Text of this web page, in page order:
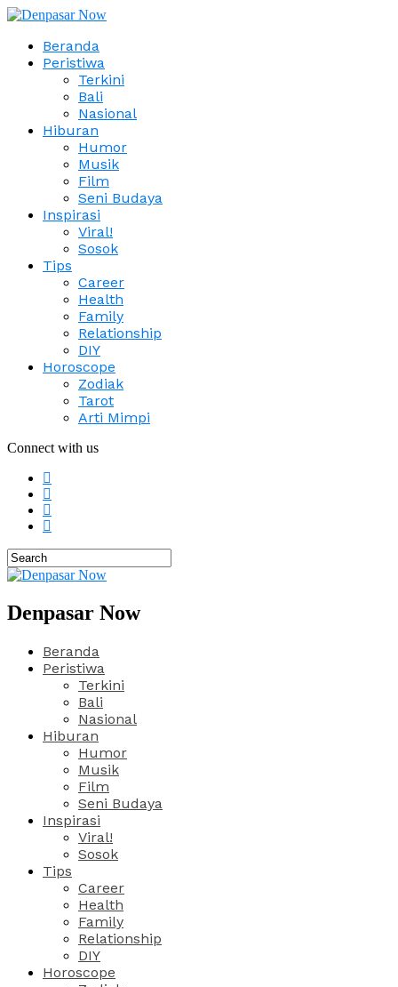
Beranda
Peristiwa
Terkini
Bali
Nasional
Hiburan
Humor
Musik
Film
Seni Budaya
Inspirasi
Viral!
Sosok
Tips
Career
Health
Family
Relationship
DIY
Horoscope
Zodiak
Tarot
Arti Mimpi
Connect with us
Denpasar Now
Beranda
Peristiwa
Terkini
Bali
Nasional
Hiburan
Humor
Musik
Film
Seni Budaya
Inspirasi
Viral!
Sosok
Tips
Career
Health
Family
Relationship
DIY
Horoscope